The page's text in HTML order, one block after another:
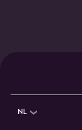
1e violisten
NL